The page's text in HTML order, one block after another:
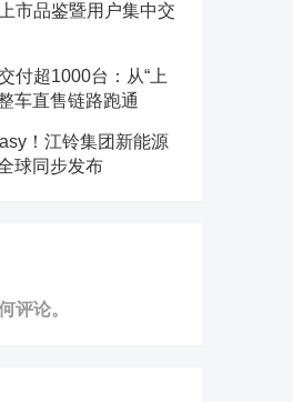
市品鉴暨用户集中交
付超1000台：从“上
车直售链路跑通
！江铃集团新能源
球同步发布
评论。